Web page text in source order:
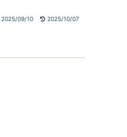
2025/09/10 2025/10/07